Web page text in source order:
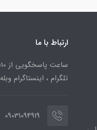
ارتباط با ما
تلگرام ، اینستاگرام وبله
09031094919